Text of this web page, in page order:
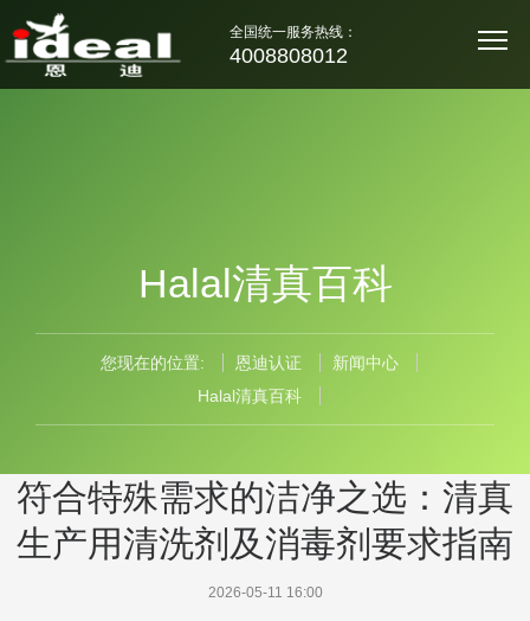
全国统一服务热线：
4008808012
Halal清真百科
您现在的位置: 恩迪认证
新闻中心
Halal清真百科
符合特殊需求的洁净之选：清真
生产用清洗剂及消毒剂要求指南
2026-05-11 16:00